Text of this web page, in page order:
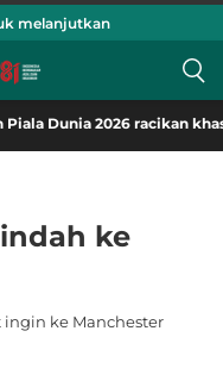
melanjutkan
Dunia 2026 racikan khas
ke
ke Manchester